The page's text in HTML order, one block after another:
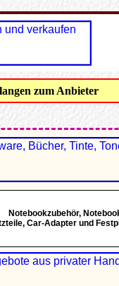
zum Anbieter
Notebookzubehör,
Car-Adapter und